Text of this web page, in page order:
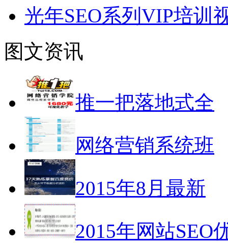
光年SEO系列VIP培训
图文资讯
推一把落地式全
网络营销系统班
2015年8月最新
2015年网站SEO